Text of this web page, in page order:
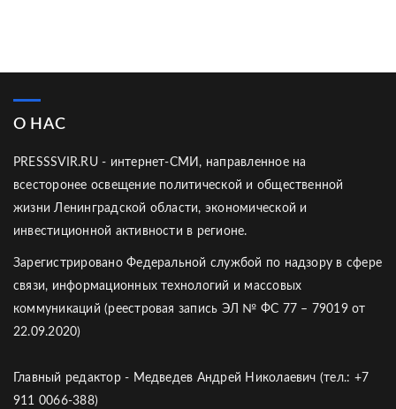
О НАС
PRESSSVIR.RU - интернет-СМИ, направленное на
всесторонее освещение политической и общественной
жизни Ленинградской области, экономической и
инвестиционной активности в регионе.
Зарегистрировано Федеральной службой по надзору в сфере
связи, информационных технологий и массовых
коммуникаций (реестровая запись ЭЛ № ФС 77 – 79019 от
22.09.2020)
Главный редактор - Медведев Андрей Николаевич (тел.: +7
911 0066-388)